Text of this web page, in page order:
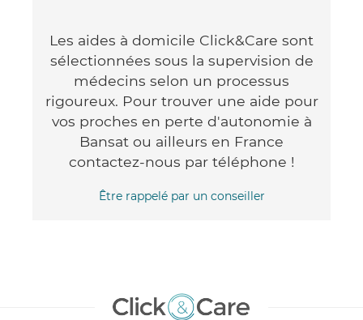
Les aides à domicile Click&Care sont
sélectionnées sous la supervision de
médecins selon un processus
rigoureux. Pour trouver une aide pour
vos proches en perte d'autonomie à
Bansat ou ailleurs en France
contactez-nous par téléphone !
Être rappelé par un conseiller